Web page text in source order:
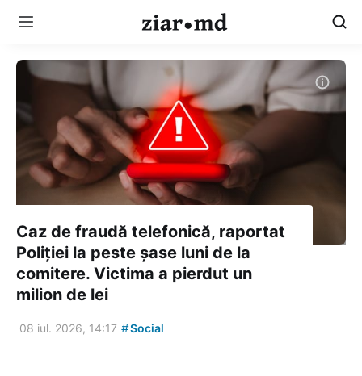
Caz de fraudă telefonică, raportat
Poliției la peste șase luni de la
comitere. Victima a pierdut un
milion de lei
08 iul. 2026, 14:17 #Social